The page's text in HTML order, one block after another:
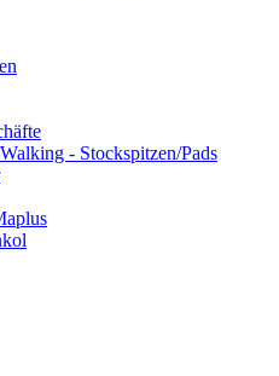
- Stockspitzen/Pads